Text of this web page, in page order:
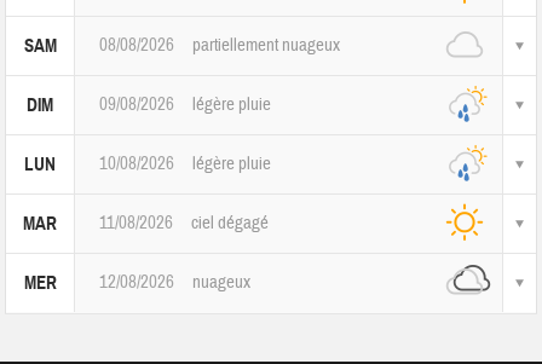
SAM 08/08/2026 partiellement nuageux
DIM 09/08/2026 légère pluie
LUN 10/08/2026 légère pluie
MAR 11/08/2026 ciel dégagé
MER 12/08/2026 nuageux